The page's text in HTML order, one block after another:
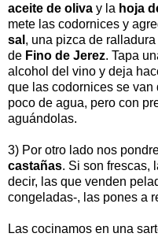
aceite de oliva y la hoja
mete las codornices y
sal , una pizca de ralladura
de Fino de Jerez. Tapa
alcohol del vino y deja
que las codornices se
poco de agua, pero con
aguándolas.
3) Por otro lado nos
castañas. Si son frescas,
decir, las que venden
congeladas-, las pones a
Las cocinamos en una